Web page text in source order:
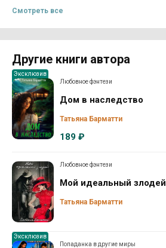
Смотреть все
Другие книги автора
Эксклюзив
Любовное фэнтези
Дом в наследство
Татьяна Барматти
189 ₽
Любовное фэнтези
Мой идеальный злодей
Татьяна Барматти
Эксклюзив
Попаданка в другие миры